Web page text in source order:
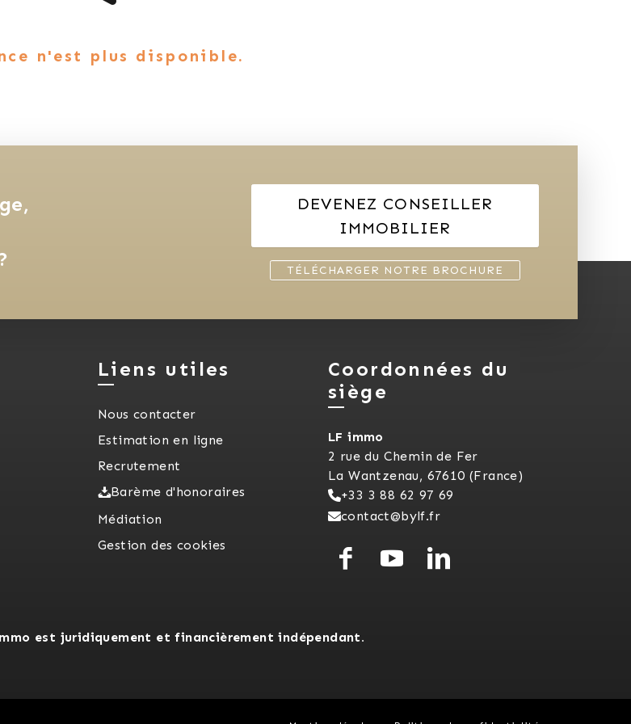
n'est plus disponible.
DEVENEZ CONSEILLER
IMMOBILIER
TÉLÉCHARGER NOTRE BROCHURE
Liens utiles
Nous contacter
Estimation en ligne
Recrutement
Barème d'honoraires
Médiation
Gestion des cookies
Coordonnées du
siège
LF immo
2 rue du Chemin de Fer
La Wantzenau, 67610 (France)
+33 3 88 62 97 69
contact@bylf.fr
est juridiquement et financièrement indépendant.